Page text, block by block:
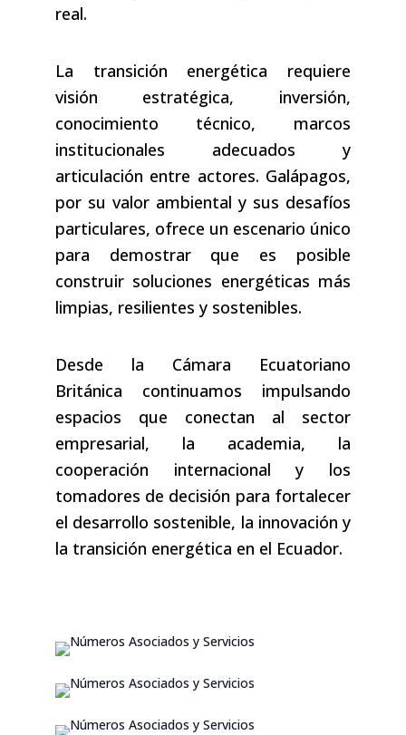
real.
La transición energética requiere
visión estratégica, inversión,
conocimiento técnico, marcos
institucionales adecuados y
articulación entre actores. Galápagos,
por su valor ambiental y sus desafíos
particulares, ofrece un escenario único
para demostrar que es posible
construir soluciones energéticas más
limpias, resilientes y sostenibles.
Desde la Cámara Ecuatoriano
Británica continuamos impulsando
espacios que conectan al sector
empresarial, la academia, la
cooperación internacional y los
tomadores de decisión para fortalecer
el desarrollo sostenible, la innovación y
la transición energética en el Ecuador.